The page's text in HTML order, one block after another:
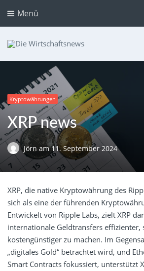
Menü
Dein Ratgeber für Aktien und Kryptowährungen
Kryptowährungen
XRP news
Jörn am 11. September 2024
XRP, die native Kryptowährung des
sich als eine der führenden
Entwickelt von Ripple Labs, zielt XRP
internationale Geldtransfers effizienter,
kostengünstiger zu machen. Im
„digitales Gold“ betrachtet wird, und
Smart Contracts fokussiert, unterstützt